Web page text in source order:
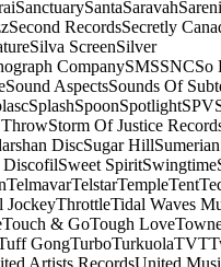
SanctuarySantaSaravah
Second RecordsSecretly
Silva ScreenSilver
CompanySMSSNCSo
Sound AspectsSounds Of
SplashSpoonSpotlightSPV
ThrowStorm Of Justice
DiscSugar HillSumerian
DiscofilSweet SpiritSwingtime
TelmavarTelstarTempleTent
JockeyThrottleTidal Waves
Touch & GoTough Love
GongTurboTurkuolaTVT